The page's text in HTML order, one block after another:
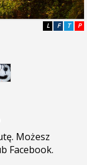
P
T
F
L